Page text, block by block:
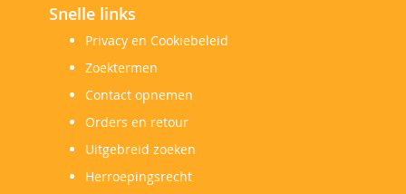
Snelle links
Privacy en Cookiebeleid
Zoektermen
Contact opnemen
Orders en retour
Uitgebreid zoeken
Herroepingsrecht